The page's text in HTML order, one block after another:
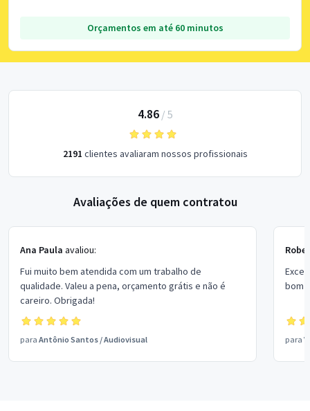
Orçamentos em até 60 minutos
4.86/ 5
2191 clientes avaliaram nossos profissionais
Avaliações de quem contratou
Ana Paula avaliou:
Fui muito bem atendida com um trabalho de
qualidade. Valeu a pena, orçamento grátis e não é
careiro. Obrigada!
para Antônio Santos /Audiovisual
bom
para